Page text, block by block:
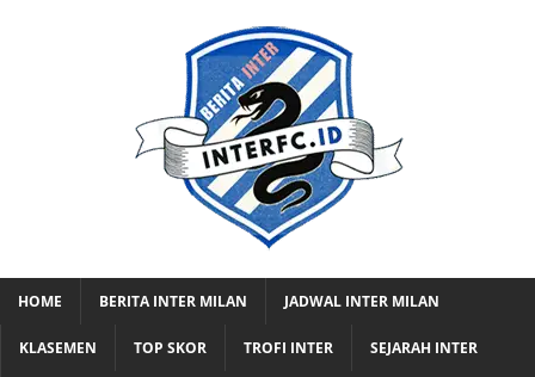
HOME BERITA INTER MILAN JADWAL INTER MILAN
KLASEMEN TOP SKOR TROFI INTER SEJARAH INTER